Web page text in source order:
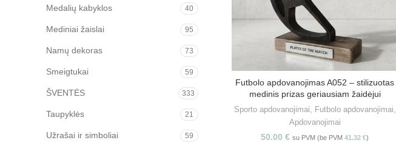
Medalių kabyklos 40
Mediniai žaislai 95
Namų dekoras 73
Smeigtukai 59
ŠVENTĖS 333
Taupyklės 21
Užrašai ir simboliai 59
PASIRINKITE SAVYBES
Futbolo apdovanojimas A052 – stilizuotas
medinis prizas geriausiam žaidėjui
Sporto apdovanojimai, Futbolo apdovanojimai,
Apdovanojimai
50.00€ su PVM (be PVM41.32€)